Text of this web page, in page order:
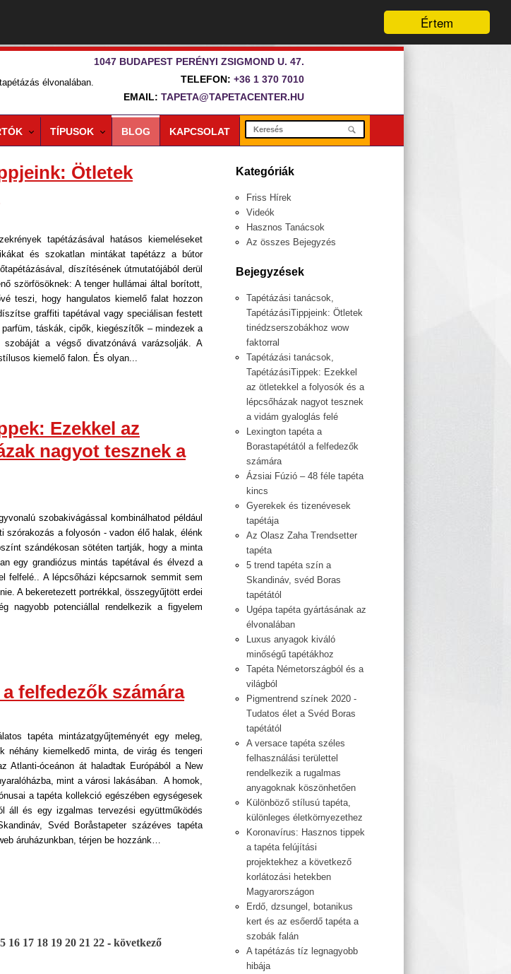
Értem
élvonalában.
1047 BUDAPEST PERÉNYI ZSIGMOND U. 47.
TELEFON: +36 1 370 7010
EMAIL: TAPETA@TAPETACENTER.HU
TÍPUSOK BLOG KAPCSOLAT
Ötletek
tapétázásával hatásos kiemeléseket
és szokatlan mintákat tapétázz a bútor
díszítésének útmutatójából derül
szörfösöknek: A tenger hullámai által borított,
teszi, hogy hangulatos kiemelő falat hozzon
graffiti tapétával vagy speciálisan festett
táskák, cipők, kiegészítők – mindezek a
a végső divatzónává varázsolják. A
kiemelő falon. És olyan...
Ezekkel az
nagyot tesznek a
szobakivágással kombinálhatod például
szórakozás a folyosón - vadon élő halak, élénk
szándékosan sötéten tartják, hogy a minta
egy grandiózus mintás tapétával és élvezd a
felfelé.. A lépcsőházi képcsarnok semmit sem
A bekeretezett portrékkal, összegyűjtött erdei
nagyobb potenciállal rendelkezik a figyelem
felfedezők számára
tapéta mintázatgyűjteményét egy meleg,
néhány kiemelkedő minta, de virág és tengeri
Atlanti-óceánon át haladtak Európából a New
mint a városi lakásában. A homok,
a tapéta kollekció egészében egységesek
és egy izgalmas tervezési együttműködés
Svéd Boråstapeter százéves tapéta
áruházunkban, térjen be hozzánk…
16 17 18 19 20 21 22 - következő
Kategóriák
Friss Hírek
Videók
Hasznos Tanácsok
Az összes Bejegyzés
Bejegyzések
Tapétázási tanácsok,
TapétázásiTippjeink: Ötletek
tinédzserszobákhoz wow
faktorral
Tapétázási tanácsok,
TapétázásiTippek: Ezekkel
az ötletekkel a folyosók és a
lépcsőházak nagyot tesznek
a vidám gyaloglás felé
Lexington tapéta a
Borastapétától a felfedezők
számára
Ázsiai Fúzió – 48 féle tapéta
kincs
Gyerekek és tizenévesek
tapétája
Az Olasz Zaha Trendsetter
tapéta
5 trend tapéta szín a
Skandináv, svéd Boras
tapétától
Ugépa tapéta gyártásának az
élvonalában
Luxus anyagok kiváló
minőségű tapétákhoz
Tapéta Németországból és a
világból
Pigmentrend színek 2020 -
Tudatos élet a Svéd Boras
tapétától
A versace tapéta széles
felhasználási területtel
rendelkezik a rugalmas
anyagoknak köszönhetően
Különböző stílusú tapéta,
különleges életkörnyezethez
Koronavírus: Hasznos tippek
a tapéta felújítási
projektekhez a következő
korlátozási hetekben
Magyarországon
Erdő, dzsungel, botanikus
kert és az esőerdő tapéta a
szobák falán
A tapétázás tíz legnagyobb
hibája